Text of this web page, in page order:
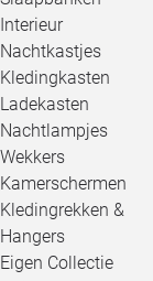
Interieur
Nachtkastjes
Kledingkasten
Ladekasten
Nachtlampjes
Wekkers
Kamerschermen
Kledingrekken &
Hangers
Eigen Collectie